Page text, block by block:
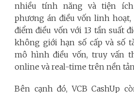
nhiều tính năng và tiện
phương án điều vốn linh hoạt,
điểm điều vốn với 13 tần suất
không giới hạn số cấp và số
mô hình điều vốn, truy vấn
online và real-time trên nền
Bên cạnh đó, VCB CashUp